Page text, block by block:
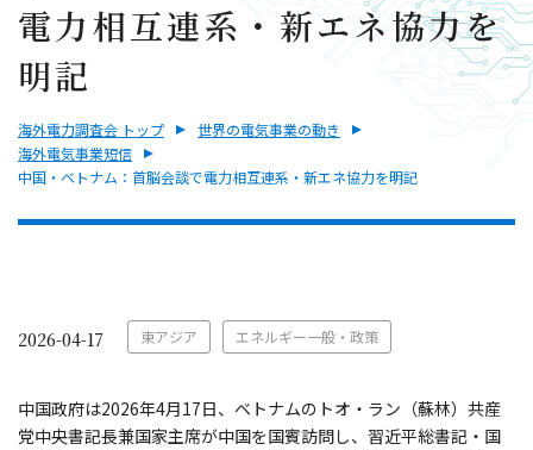
電力相互連系・新エネ協力を
明記
海外電力調査会 トップ
世界の電気事業の動き
海外電気事業短信
中国・ベトナム：首脳会談で電力相互連系・新エネ協力を明記
2026-04-17 東アジア エネルギー一般・政策
中国政府は2026年4月17日、ベトナムのトオ・ラン（蘇林）共産
党中央書記長兼国家主席が中国を国賓訪問し、習近平総書記・国